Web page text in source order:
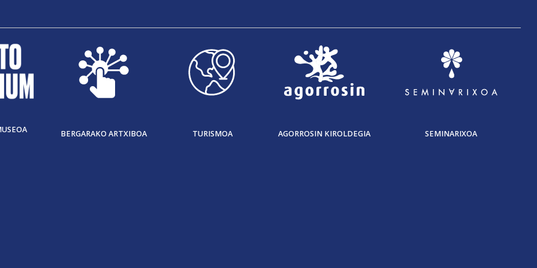
BERGARAKO ARTXIBOA TURISMOA AGORROSIN KIROLDEGIA SEMINARIXOA